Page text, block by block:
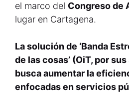
el marco del Congreso de
lugar en Cartagena.
La solución de ‘Banda
de las cosas’ (OiT, por
busca aumentar la
enfocadas en servicios